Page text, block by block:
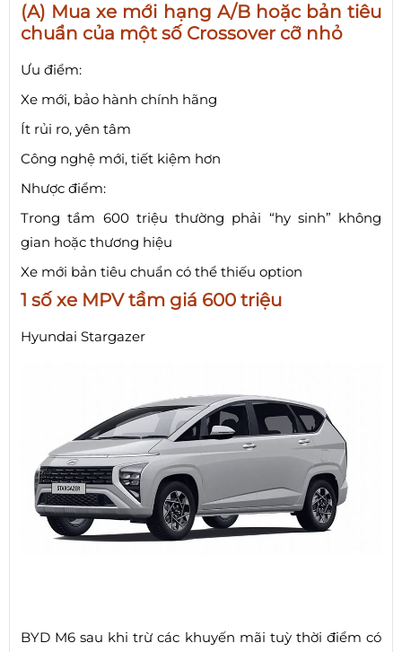
(A) Mua xe mới hạng A/B hoặc bản tiêu
chuẩn của một số Crossover cỡ nhỏ
Ưu điểm:
Xe mới, bảo hành chính hãng
Ít rủi ro, yên tâm
Công nghệ mới, tiết kiệm hơn
Nhược điểm:
Trong tầm 600 triệu thường phải “hy sinh” không
gian hoặc thương hiệu
Xe mới bản tiêu chuẩn có thể thiếu option
1 số xe MPV tầm giá 600 triệu
Hyundai Stargazer
BYD M6 sau khi trừ các khuyến mãi tuỳ thời điểm có